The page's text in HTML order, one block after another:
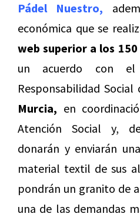
Pádel Nuestro,
económica que se
web superior a los
un acuerdo con el
Responsabilidad Social
Murcia, en
Atención Social y,
donarán y enviarán
material textil de sus
pondrán un granito de
una de las demandas